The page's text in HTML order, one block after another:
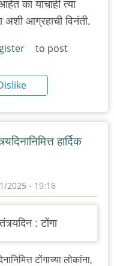
का याचाही त्या
अशी आग्रहाची विनंती.
to post
हार्दिक
2025 - 19:16
: टोंगा
टोंगाच्या लोकांना,